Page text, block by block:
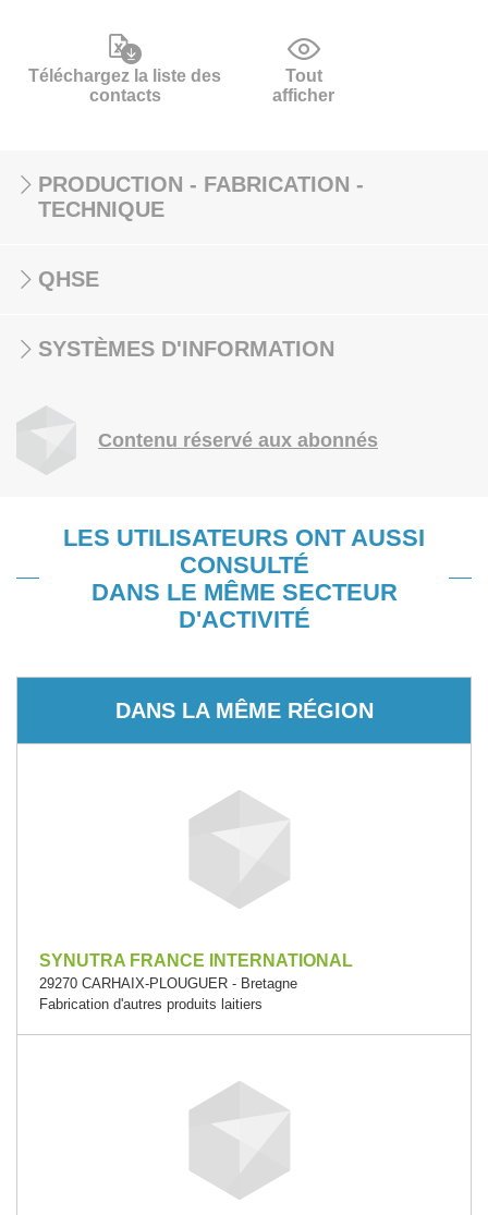
Téléchargez la liste des
contacts
Tout
afficher
PRODUCTION - FABRICATION -
TECHNIQUE
QHSE
SYSTÈMES D'INFORMATION
Contenu réservé aux abonnés
LES UTILISATEURS ONT AUSSI
CONSULTÉ
DANS LE MÊME SECTEUR
D'ACTIVITÉ
DANS LA MÊME RÉGION
SYNUTRA FRANCE INTERNATIONAL
29270 CARHAIX-PLOUGUER - Bretagne
Fabrication d'autres produits laitiers